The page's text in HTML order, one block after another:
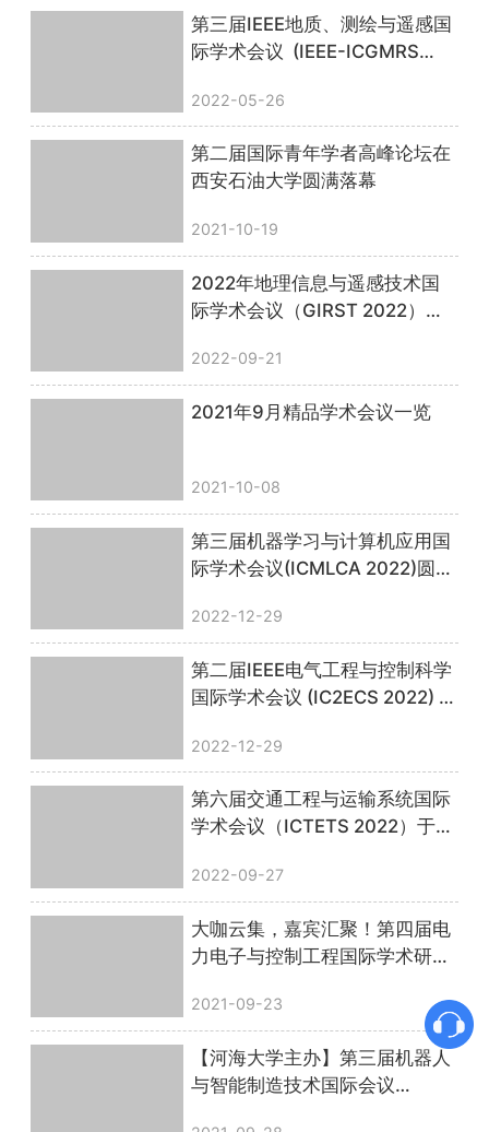
第三届IEEE地质、测绘与遥感国
际学术会议 (IEEE-ICGMRS
2022-05-26
第二届国际青年学者高峰论坛在
西安石油大学圆满落幕
2021-10-19
2022年地理信息与遥感技术国
际学术会议（GIRST 2022）顺
2022-09-21
2021年9月精品学术会议一览
2021-10-08
第三届机器学习与计算机应用国
际学术会议(ICMLCA 2022)圆满
2022-12-29
第二届IEEE电气工程与控制科学
国际学术会议 (IC2ECS 2022) 顺
2022-12-29
第六届交通工程与运输系统国际
学术会议（ICTETS 2022）于线
2022-09-27
大咖云集，嘉宾汇聚！第四届电
力电子与控制工程国际学术研讨
2021-09-23
【河海大学主办】第三届机器人
与智能制造技术国际会议